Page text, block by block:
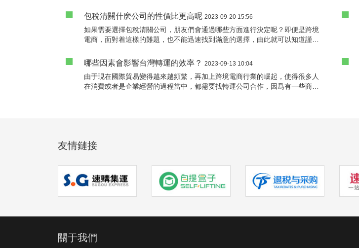
的公司，并不是憑運氣就可以做好的事情，我們除了要更加謹慎之外，也需要
注意到一些方面的情況，之後進行對比和考慮，才會知道什麽公司是不錯的選
擇，緊接着将會有着更多介紹。
包稅清關什麽公司的性價比更高呢 2023-09-20 15:56
如果需要選擇包稅清關公司，朋友們會通過哪些方面進行決定呢？即便是跨境
電商，面對着這樣的難題，也不能迅速找到滿意的選擇，由此就可以知道謹慎
電商朋友們帶來很大的成本壓力，專業的清關公司會用心幫助客戶解決問題，
因此性價比也會非常高，緊接着将會有着更多介紹，繼續進行了解，當然就能
夠與靠譜的公司成爲合作夥伴了。
哪些因素會影響台灣轉運的效率？ 2023-09-13 10:04
由于現在國際貿易變得越來越頻繁，再加上跨境電商行業的崛起，使得很多人
在消費或者是企業經營的過程當中，都需要找轉運公司合作，因爲有一些商品
友情鏈接
關于我們